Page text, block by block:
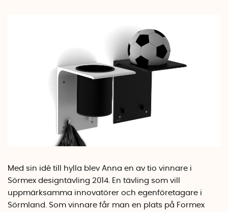
Med sin idé till hylla blev Anna en av tio vinnare i
Sörmex designtävling 2014. En tävling som vill
uppmärksamma innovatörer och egenföretagare i
Sörmland. Som vinnare får man en plats på Formex